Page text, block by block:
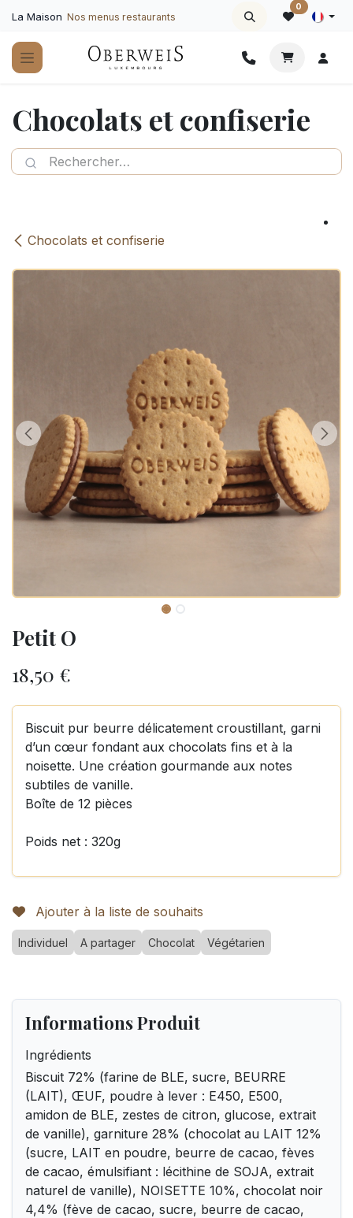
La Maison Nos menus restaurants
0
Chocolats et confiserie
Chocolats et confiserie
Petit O
18,50 €
Biscuit pur beurre délicatement croustillant, garni
d’un cœur fondant aux chocolats fins et à la
noisette. Une création gourmande aux notes
subtiles de vanille.
Boîte de 12 pièces
Poids net : 320g
Ajouter à la liste de souhaits
Individuel A partager Chocolat Végétarien
Informations Produit
Ingrédients
Biscuit 72% (farine de BLE, sucre, BEURRE
(LAIT), ŒUF, poudre à lever : E450, E500,
amidon de BLE, zestes de citron, glucose, extrait
de vanille), garniture 28% (chocolat au LAIT 12%
(sucre, LAIT en poudre, beurre de cacao, fèves
de cacao, émulsifiant : lécithine de SOJA, extrait
naturel de vanille), NOISETTE 10%, chocolat noir
4,4% (fève de cacao, sucre, beurre de cacao,